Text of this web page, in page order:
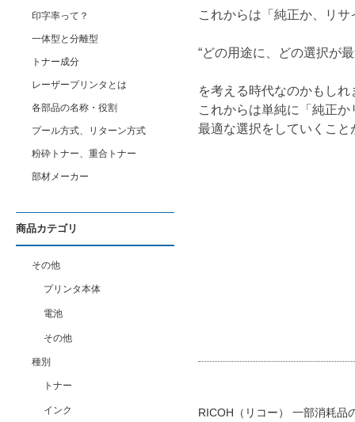
これからは「純正か、リ
“どの用途に、どの選択が最
を考える時代なのかもしれ
これからは単純に「純正
最適な選択をしていくこ
RICOH（リコー） 一部消耗品
印字率って？
一体型と分離型
トナー成分
レーザープリンタとは
各部品の名称・役割
プール方式、リターン方式
粉砕トナー、重合トナー
部材メーカー
商品カテゴリ
その他
プリンタ本体
電池
その他
種別
トナー
インク